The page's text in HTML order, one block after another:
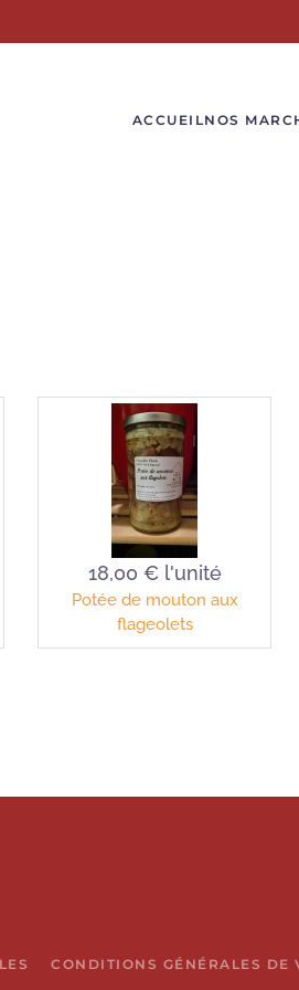
ACCUEILNOS
18,00 € l'unité
Potée de mouton aux
flageolets
CONDITIONS GÉNÉRALES DE